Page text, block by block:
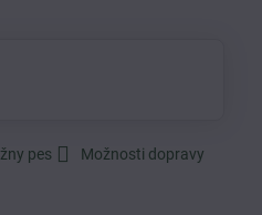
pes Možnosti dopravy